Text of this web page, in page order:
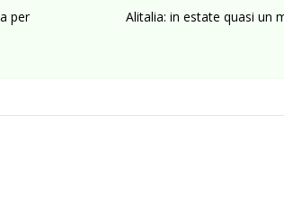
per
Alitalia: in estate quasi un